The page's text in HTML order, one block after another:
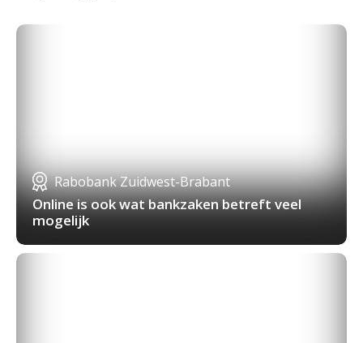
Rabobank Zuidwest-Brabant
Online is ook wat bankzaken betreft veel
mogelijk